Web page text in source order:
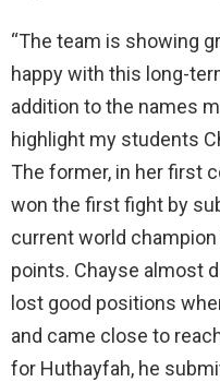
“The team is showing
happy with this long-
addition to the names
highlight my students
The former, in her first
won the first fight by
current world
points. Chayse almost
lost good positions
and came close to
for Huthayfah, he